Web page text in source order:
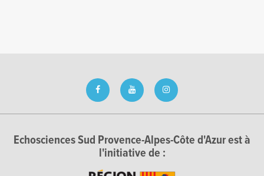
Echosciences Sud Provence-Alpes-Côte d'Azur est à
l'initiative de :